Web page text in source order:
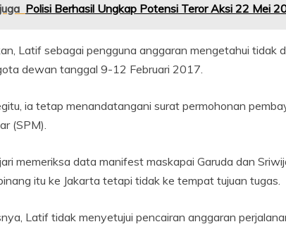
Polisi Berhasil Ungkap Potensi Teror Aksi 22 Mei
Latif sebagai pengguna anggaran mengetahui tidak
dewan tanggal 9-12 Februari 2017.
ia tetap menandatangani surat permohonan
(SPM).
memeriksa data manifest maskapai Garuda dan
itu ke Jakarta tetapi tidak ke tempat tujuan tugas.
Latif tidak menyetujui pencairan anggaran